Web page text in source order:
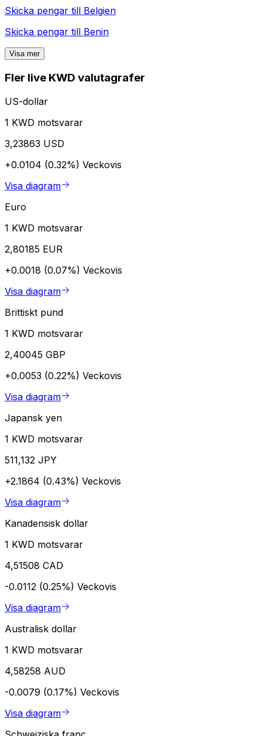
Skicka pengar till Belgien
Skicka pengar till Benin
Visa mer
Fler live KWD valutagrafer
US-dollar
1 KWD motsvarar
3,23863 USD
+0.0104 (0.32%) Veckovis
Visa diagram
Euro
1 KWD motsvarar
2,80185 EUR
+0.0018 (0.07%) Veckovis
Visa diagram
Brittiskt pund
1 KWD motsvarar
2,40045 GBP
+0.0053 (0.22%) Veckovis
Visa diagram
Japansk yen
1 KWD motsvarar
511,132 JPY
+2.1864 (0.43%) Veckovis
Visa diagram
Kanadensisk dollar
1 KWD motsvarar
4,51508 CAD
-0.0112 (0.25%) Veckovis
Visa diagram
Australisk dollar
1 KWD motsvarar
4,58258 AUD
-0.0079 (0.17%) Veckovis
Visa diagram